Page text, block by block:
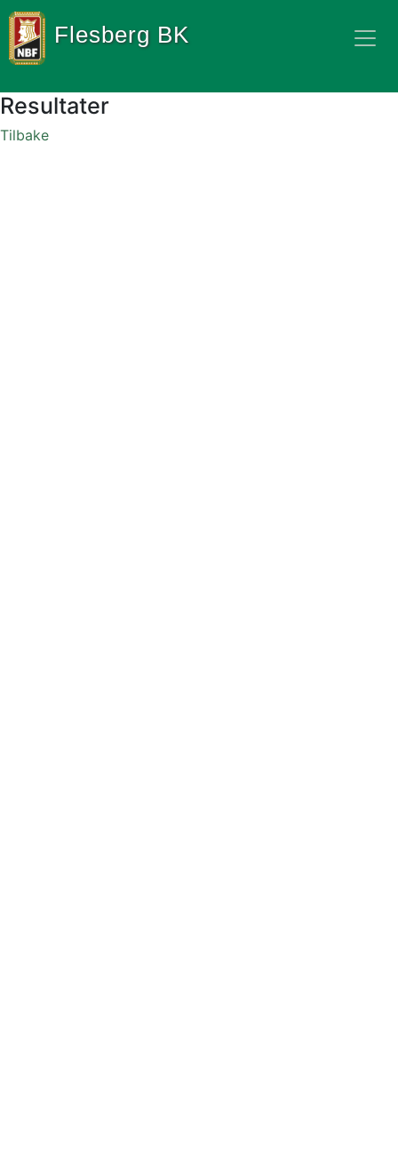
Flesberg BK
Resultater
Tilbake